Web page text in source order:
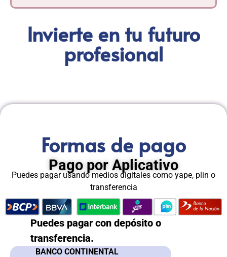
Invierte en tu futuro
profesional
Formas de pago
Pago por Aplicativo
Puedes pagar usando medios digitales como yape, plin o
transferencia
Puedes pagar con depósito o
transferencia.
BANCO CONTINENTAL